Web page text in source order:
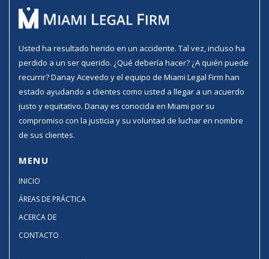
Usted ha resultado herido en un accidente. Tal vez, incluso ha
perdido a un ser querido. ¿Qué debería hacer? ¿A quién puede
recurrir? Danay Acevedo y el equipo de Miami Legal Firm han
estado ayudando a clientes como usted a llegar a un acuerdo
justo y equitativo. Danay es conocida en Miami por su
compromiso con la justicia y su voluntad de luchar en nombre
de sus clientes.
MENU
INICIO
ÁREAS DE PRÁCTICA
ACERCA DE
CONTACTO